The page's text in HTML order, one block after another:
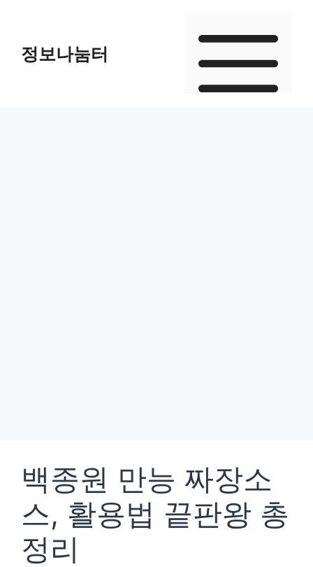
content정보나눔터
백종원 만능 짜장소
스, 활용법 끝판왕 총
정리